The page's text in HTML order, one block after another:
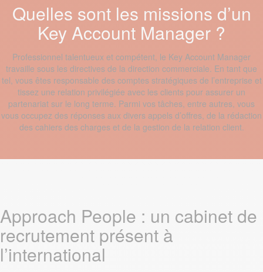
Quelles sont les missions d’un
Key Account Manager ?
Professionnel talentueux et compétent, le Key Account Manager
travaille sous les directives de la direction commerciale. En tant que
tel, vous êtes responsable des comptes stratégiques de l’entreprise et
tissez une relation privilégiée avec les clients pour assurer un
partenariat sur le long terme. Parmi vos tâches, entre autres, vous
vous occupez des réponses aux divers appels d’offres, de la rédaction
des cahiers des charges et de la gestion de la relation client.
Approach People : un cabinet de
recrutement présent à
l’international